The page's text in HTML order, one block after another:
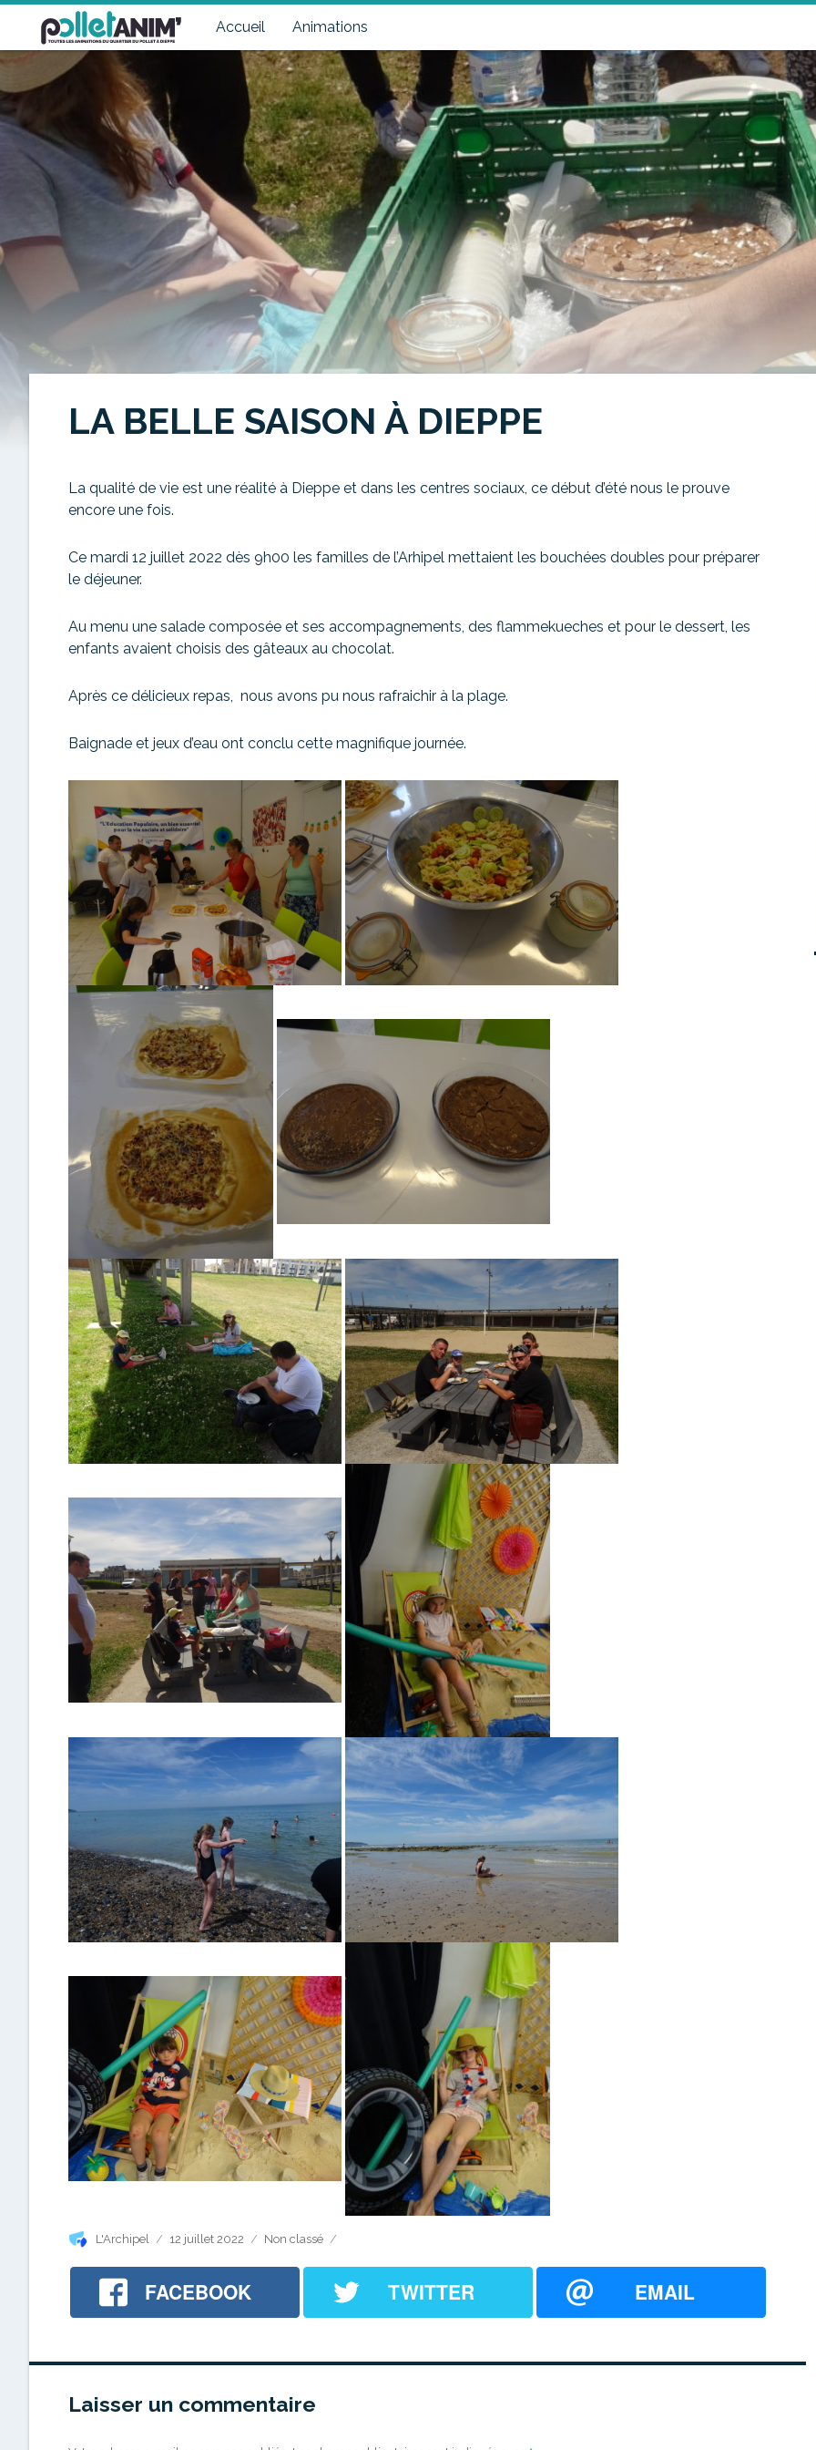
Accueil Animations
Pollet Anim'
Toutes les animations du quartier du Pollet à Dieppe
LA BELLE SAISON À DIEPPE
La qualité de vie est une réalité à Dieppe et dans les centres sociaux, ce début d’été nous le prouve
encore une fois.
Ce mardi 12 juillet 2022 dès 9h00 les familles de l’Arhipel mettaient les bouchées doubles pour préparer
le déjeuner.
Au menu une salade composée et ses accompagnements, des flammekueches et pour le dessert, les
enfants avaient choisis des gâteaux au chocolat.
Après ce délicieux repas, nous avons pu nous rafraichir à la plage.
Baignade et jeux d’eau ont conclu cette magnifique journée.
Auteur
L'Archipel
Publié
12 juillet 2022 Catégories
Non classé
FACEBOOK TWITTER EMAIL
Laisser un commentaire